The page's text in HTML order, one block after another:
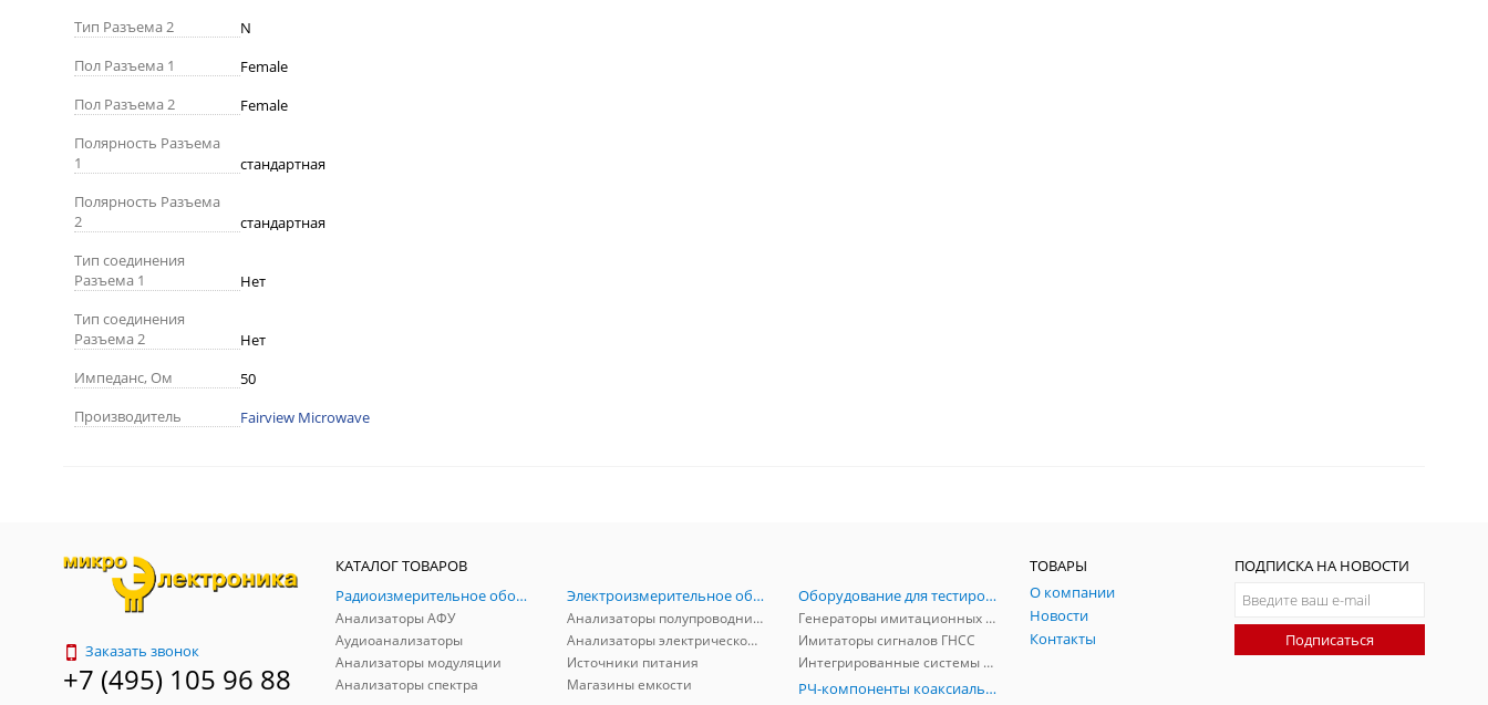
Тип Разъема 2
N
Пол Разъема 1
Female
Пол Разъема 2
Female
Полярность Разъема
1
стандартная
Полярность Разъема
2
стандартная
Тип соединения
Разъема 1
Нет
Тип соединения
Разъема 2
Нет
Импеданс, Ом
50
Производитель
Fairview Microwave
Заказать звонок
+7 (495) 105 96 88
КАТАЛОГ ТОВАРОВ
Радиоизмерительное оборудование
Анализаторы АФУ
Аудиоанализаторы
Анализаторы модуляции
Анализаторы спектра
Электроизмерительное оборудование
Анализаторы полупроводников
Анализаторы электрической мощности
Источники питания
Магазины емкости
Оборудование для тестирования и симуляции ГНСС
Генераторы имитационных и заградительных помех
Имитаторы сигналов ГНСС
Интегрированные системы защиты от ГНСС-помех
РЧ-компоненты коаксиальные
ТОВАРЫ
О компании
Новости
Контакты
ПОДПИСКА НА НОВОСТИ
Подписаться